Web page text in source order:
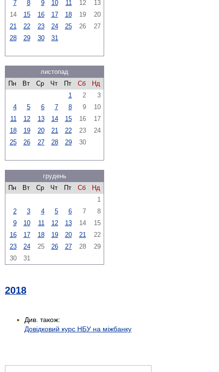
7 8 9 10 11 12
13
14
15 16 17 18 19
20
21
22 23 24 25 26
27
28
29 30 31
листопад
Пн
Вт Ср Чт Пт Сб
Нд
1
2
3
4
5 6 7 8 9
10
11
12 13 14 15 16
17
18
19 20 21 22 23
24
25
26 27 28 29 30
грудень
Пн
Вт Ср Чт Пт Сб
Нд
1
2
3 4 5 6 7
8
9
10 11 12 13 14
15
16
17 18 19 20 21
22
23
24 25 26 27 28
29
30
31
2018
Див. також:
Довідковий курс НБУ на міжбанку